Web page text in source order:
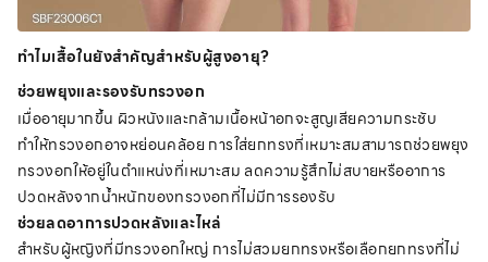
ทำไมเสื้อในยังสำคัญสำหรับผู้สูงอายุ?
ช่วยพยุงและรองรับทรวงอก
เมื่ออายุมากขึ้น ผิวหนังและกล้ามเนื้อหน้าอกจะสูญเสียความกระชับ
ทำให้ทรวงอกอาจหย่อนคล้อย การใส่ยกทรงที่เหมาะสมสามารถช่วยพยุง
ทรวงอกให้อยู่ในตำแหน่งที่เหมาะสม ลดความรู้สึกไม่สบายหรืออาการ
ปวดหลังจากน้ำหนักของทรวงอกที่ไม่มีการรองรับ
ช่วยลดอาการปวดหลังและไหล่
สำหรับผู้หญิงที่มีทรวงอกใหญ่ การไม่สวมยกทรงหรือเลือกยกทรงที่ไม่